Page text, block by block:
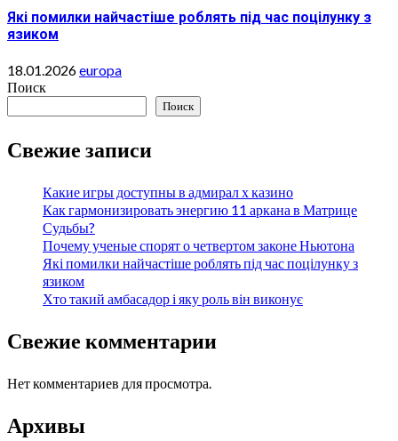
Які помилки найчастіше роблять під час поцілунку з
язиком
18.01.2026europa
Поиск
Поиск
Свежие записи
Какие игры доступны в адмирал х казино
Как гармонизировать энергию 11 аркана в Матрице
Судьбы?
Почему ученые спорят о четвертом законе Ньютона
Які помилки найчастіше роблять під час поцілунку з
язиком
Хто такий амбасадор і яку роль він виконує
Свежие комментарии
Нет комментариев для просмотра.
Архивы